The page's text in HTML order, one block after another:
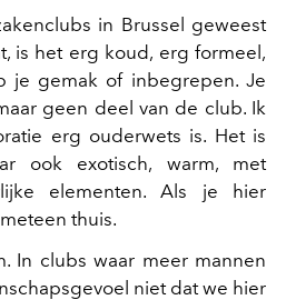
in Brussel geweest
is het erg koud, erg formeel,
je gemak of inbegrepen. Je
geen deel van de club. Ik
erg ouderwets is. Het is
ook exotisch, warm, met
elementen. Als je hier
thuis.
In clubs waar meer mannen
niet dat we hier